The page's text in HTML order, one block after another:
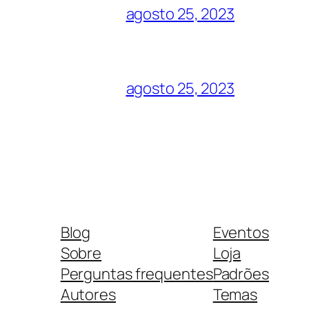
agosto 25, 2023
agosto 25, 2023
Blog
Sobre
Perguntas frequentes
Autores
Eventos
Loja
Padrões
Temas